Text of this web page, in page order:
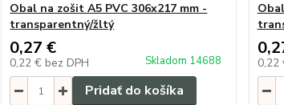
Obal na zošit A5 PVC 306x217 mm -
transparentný/žltý
0,27 €
0,22 € bez DPH Skladom 14688
Pridať do košíka
0,22